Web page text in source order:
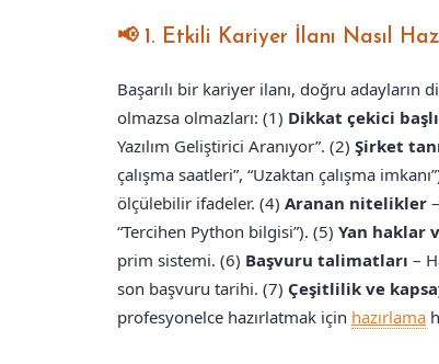
📢 1. Etkili Kariyer İlanı Nasıl
Başarılı bir kariyer ilanı, doğru adayların
olmazsa olmazları: (1) Dikkat çekici
Yazılım Geliştirici Aranıyor”. (2) Şirket
çalışma saatleri”, “Uzaktan çalışma
ölçülebilir ifadeler. (4) Aranan nitelikler
“Tercihen Python bilgisi”). (5) Yan haklar
prim sistemi. (6) Başvuru talimatları –
son başvuru tarihi. (7) Çeşitlilik ve
profesyonelce hazırlatmak için hazırlama